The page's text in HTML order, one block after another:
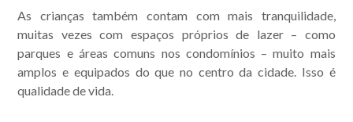
As crianças também contam com mais tranquilidade,
muitas vezes com espaços próprios de lazer – como
parques e áreas comuns nos condomínios – muito mais
amplos e equipados do que no centro da cidade. Isso é
qualidade de vida.